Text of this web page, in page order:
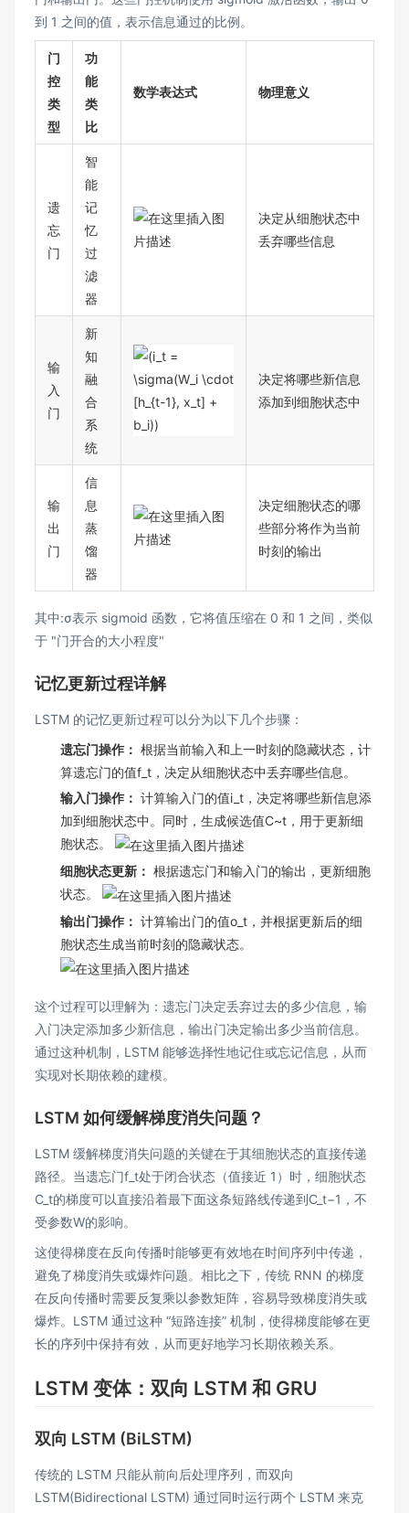
到 1 之间的值，表示信息通过的比例​。
门
控
类
型
功
能
类
比
数学表达式 物理意义
遗
忘
门
智
能
记
忆
过
滤
器
决定从细胞状态中
丢弃哪些信息
输
入
门
新
知
融
合
系
统
决定将哪些新信息
添加到细胞状态中
输
出
门
信
息
蒸
馏
器
决定细胞状态的哪
些部分将作为当前
时刻的输出
其中:σ表示 sigmoid 函数，它将值压缩在 0 和 1 之间，类似
于 "门开合的大小程度"​
记忆更新过程详解
LSTM 的记忆更新过程可以分为以下几个步骤：
遗忘门操作： 根据当前输入和上一时刻的隐藏状态，计
算遗忘门的值f_t，决定从细胞状态中丢弃哪些信息​。
输入门操作： 计算输入门的值i_t，决定将哪些新信息添
加到细胞状态中。同时，生成候选值C~t，用于更新细
胞状态​。
细胞状态更新： 根据遗忘门和输入门的输出，更新细胞
状态​。
输出门操作： 计算输出门的值o_t，并根据更新后的细
胞状态生成当前时刻的隐藏状态。
这个过程可以理解为：遗忘门决定丢弃过去的多少信息，输
入门决定添加多少新信息，输出门决定输出多少当前信息​。
通过这种机制，LSTM 能够选择性地记住或忘记信息，从而
实现对长期依赖的建模。
LSTM 如何缓解梯度消失问题？
LSTM 缓解梯度消失问题的关键在于其细胞状态的直接传递
路径​。当遗忘门f_t处于闭合状态（值接近 1）时，细胞状态
C_t的梯度可以直接沿着最下面这条短路线传递到C_t−1，不
受参数W的影响​。
这使得梯度在反向传播时能够更有效地在时间序列中传递，
避免了梯度消失或爆炸问题。​相比之下，传统 RNN 的梯度
在反向传播时需要反复乘以参数矩阵，容易导致梯度消失或
爆炸​。LSTM 通过这种 “短路连接” 机制，使得梯度能够在更
长的序列中保持有效，从而更好地学习长期依赖关系。
LSTM 变体：双向 LSTM 和 GRU
双向 LSTM (BiLSTM)
传统的 LSTM 只能从前向后处理序列，而双向
LSTM(Bidirectional LSTM) 通过同时运行两个 LSTM 来克